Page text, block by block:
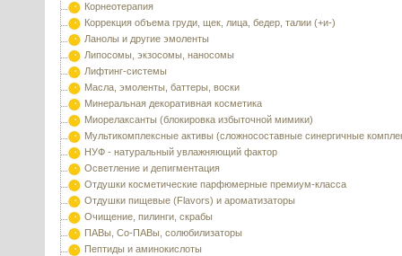
Корнеотерапия
Коррекция объема груди, щек, лица, бедер, талии (+и-)
Ланолы и другие эмоленты
Липосомы, экзосомы, наносомы
Лифтинг-системы
Масла, эмоленты, баттеры, воски
Минеральная декоративная косметика
Миорелаксанты (блокировка избыточной мимики)
Мультикомплексные активы (сложносоставные синергичные
НУФ - натуральный увлажняющий фактор
Осветление и депигментация
Отдушки косметические парфюмерные премиум-класса
Отдушки пищевые (Flavors) и ароматизаторы
Очищение, пилинги, скрабы
ПАВы, Со-ПАВы, солюбилизаторы
Пептиды и аминокислоты